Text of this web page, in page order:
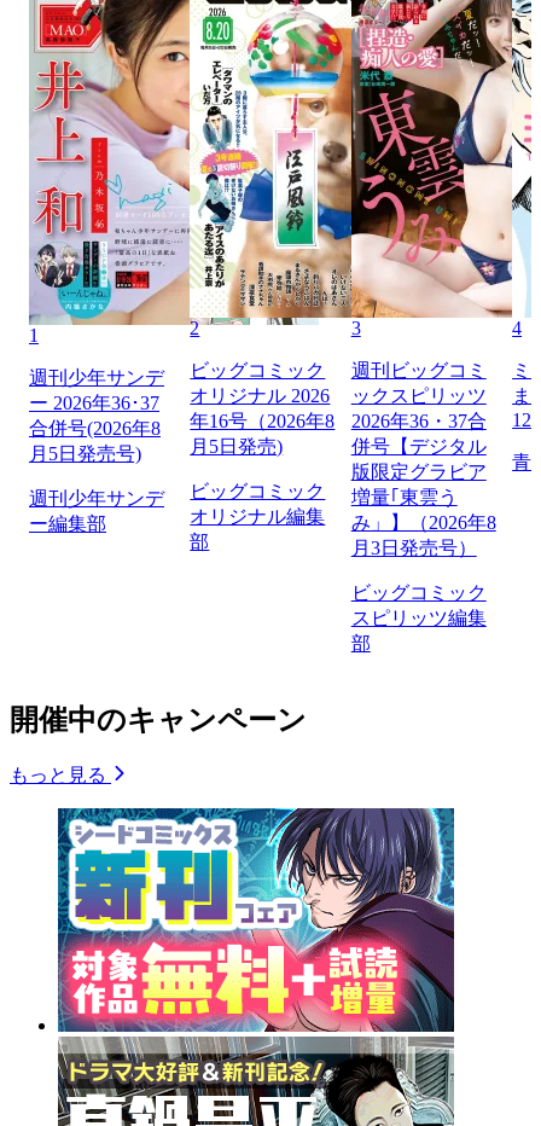
1
週刊少年サンデ
ー 2026年36･37
合併号(2026年8
月5日発売号)
週刊少年サンデ
ー編集部
2
ビッグコミック
オリジナル 2026
年16号（2026年8
月5日発売)
ビッグコミック
オリジナル編集
部
3
週刊ビッグコミ
ックスピリッツ
2026年36・37合
併号【デジタル
版限定グラビア
増量｢東雲う
み」】（2026年8
月3日発売号）
ビッグコミック
スピリッツ編集
部
4
ミ
ま
129
青
開催中のキャンペーン
もっと見る